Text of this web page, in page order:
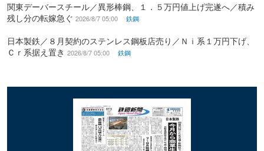
関東デーバースチール／異形棒鋼、１．５万円値上げ完遂へ／積み
残し分の転嫁急ぐ 2026/8/7 05:00 鉄鋼
日本製鉄／８月契約のステンレス鋼板店売り／Ｎｉ系１万円下げ、
Ｃｒ系据え置き 2026/8/7 05:00 鉄鋼